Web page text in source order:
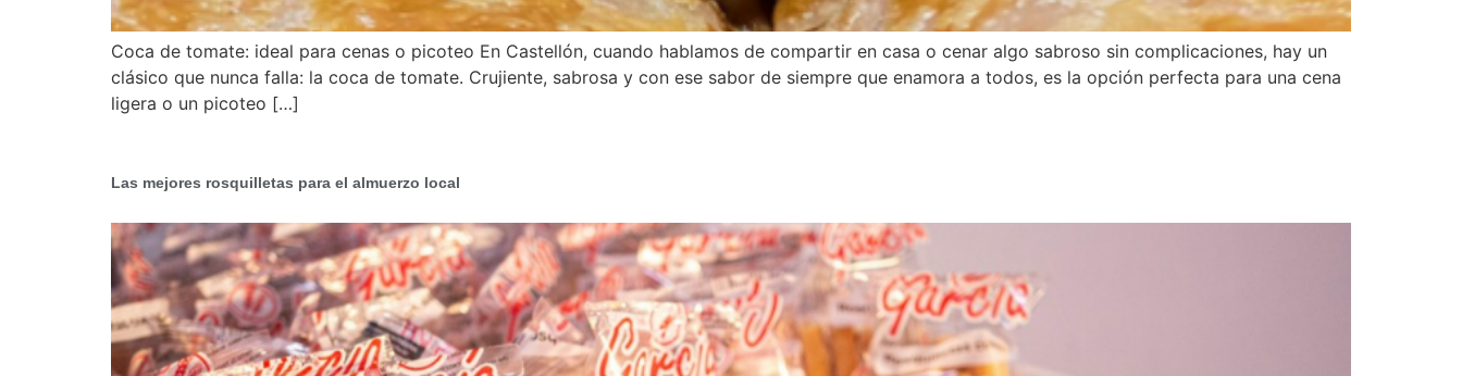
Coca de tomate: ideal para cenas o picoteo En Castellón, cuando hablamos de compartir en casa o cenar algo sabroso sin complicaciones, hay un
clásico que nunca falla: la coca de tomate. Crujiente, sabrosa y con ese sabor de siempre que enamora a todos, es la opción perfecta para una cena
ligera o un picoteo […]
Las mejores rosquilletas para el almuerzo local